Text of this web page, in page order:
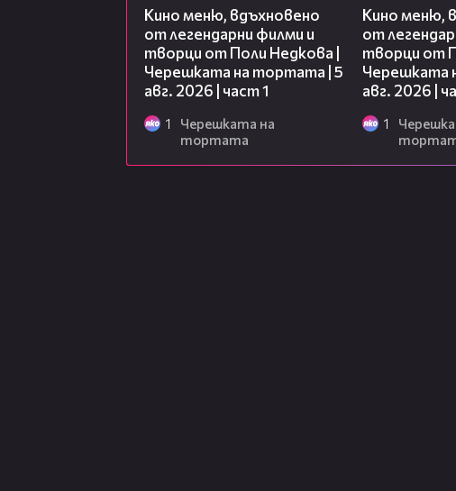
Кино меню, вдъхновено
от легендарни филми и
творци от Поли Недкова |
Черешката на тортата | 5
авг. 2026 | част 1
1
Черешката на
тортата
Кино меню,
от
творци от
Черешката
авг. 2026 |
1